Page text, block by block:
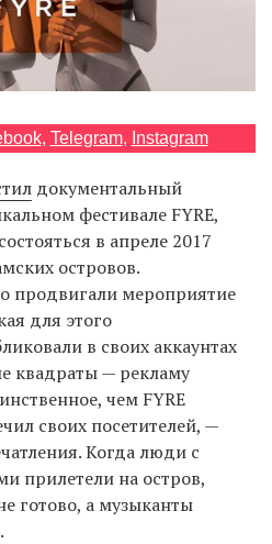
, Telegram, Instagram
документальный
фестивале FYRE,
в апреле 2017
островов.
продвигали мероприятие
для этого
в своих аккаунтах
квадраты — рекламу
чем FYRE
своих посетителей, —
Когда люди с
прилетели на остров,
готово, а музыканты